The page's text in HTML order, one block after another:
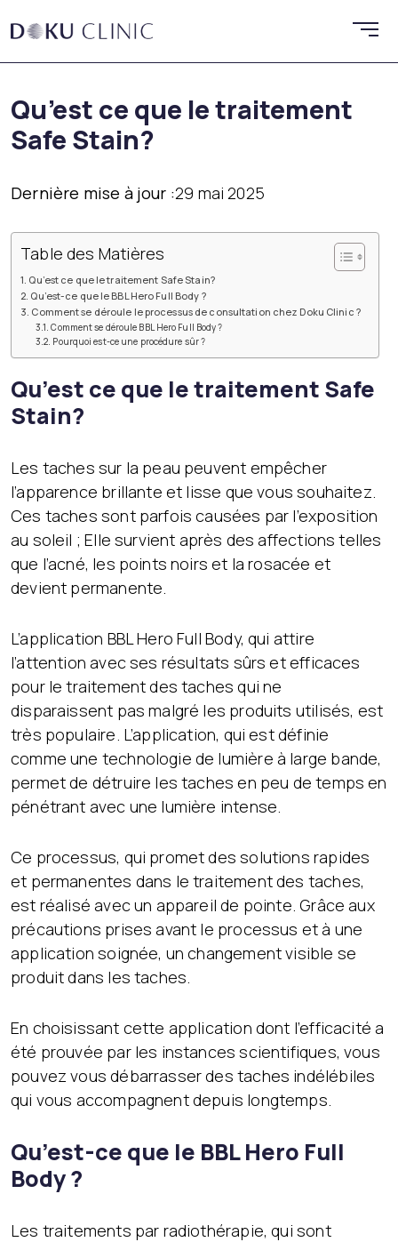
Qu’est ce que le traitement
Safe Stain?
Dernière mise à jour :29 mai 2025
Table des Matières
Qu’est ce que le traitement Safe Stain?
Qu’est-ce que le BBL Hero Full Body ?
Comment se déroule le processus de consultation chez Doku Clinic ?
Comment se déroule BBL Hero Full Body ?
Pourquoi est-ce une procédure sûr ?
Qu’est ce que le traitement Safe
Stain?
Les taches sur la peau peuvent empêcher
l’apparence brillante et lisse que vous souhaitez.
Ces taches sont parfois causées par l’exposition
au soleil ; Elle survient après des affections telles
que l’acné, les points noirs et la rosacée et
devient permanente.
L’application BBL Hero Full Body, qui attire
l’attention avec ses résultats sûrs et efficaces
pour le traitement des taches qui ne
disparaissent pas malgré les produits utilisés, est
très populaire. L’application, qui est définie
comme une technologie de lumière à large bande,
permet de détruire les taches en peu de temps en
pénétrant avec une lumière intense.
Ce processus, qui promet des solutions rapides
et permanentes dans le traitement des taches,
est réalisé avec un appareil de pointe. Grâce aux
précautions prises avant le processus et à une
application soignée, un changement visible se
produit dans les taches.
En choisissant cette application dont l’efficacité a
été prouvée par les instances scientifiques, vous
pouvez vous débarrasser des taches indélébiles
qui vous accompagnent depuis longtemps.
Qu’est-ce que le BBL Hero Full
Body ?
Les traitements par radiothérapie, qui sont